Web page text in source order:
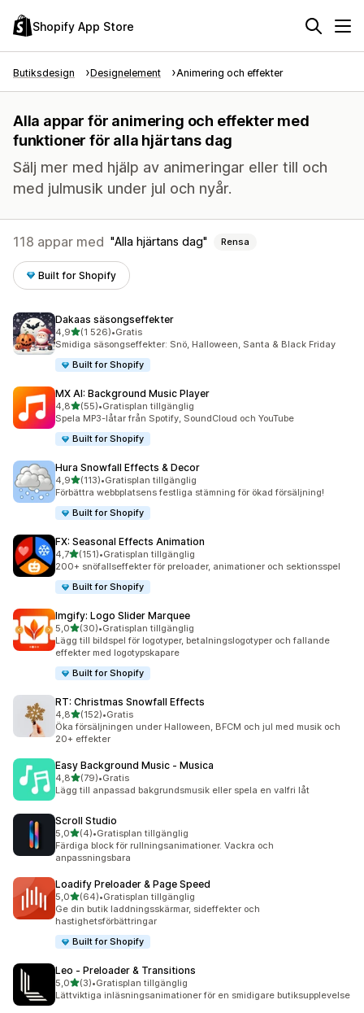
Shopify App Store
Butiksdesign Designelement Animering och effekter
Alla appar för animering och effekter med
funktioner för alla hjärtans dag
Sälj mer med hjälp av animeringar eller till och
med julmusik under jul och nyår.
118 appar med Alla hjärtans dag Rensa
Built for Shopify
Dakaas säsongseffekter
4,9av 5 stjärnor
(1 526)
1526 recensioner totalt
•Gratis
Smidiga säsongseffekter: Snö, Halloween, Santa & Black Friday
Built for Shopify
MX AI: Background Music Player
4,8av 5 stjärnor
(55)
55 recensioner totalt
•Gratisplan tillgänglig
Spela MP3-låtar från Spotify, SoundCloud och YouTube
Built for Shopify
Hura Snowfall Effects & Decor
4,9av 5 stjärnor
(113)
113 recensioner totalt
•Gratisplan tillgänglig
Förbättra webbplatsens festliga stämning för ökad försäljning!
Built for Shopify
FX: Seasonal Effects Animation
4,7av 5 stjärnor
(151)
151 recensioner totalt
•Gratisplan tillgänglig
200+ snöfallseffekter för preloader, animationer och sektionsspel
Built for Shopify
Imgify: Logo Slider Marquee
5,0av 5 stjärnor
(30)
30 recensioner totalt
•Gratisplan tillgänglig
Lägg till bildspel för logotyper, betalningslogotyper och fallande
effekter med logotypskapare
Built for Shopify
RT: Christmas Snowfall Effects
4,8av 5 stjärnor
(152)
152 recensioner totalt
•Gratis
Öka försäljningen under Halloween, BFCM och jul med musik och
20+ effekter
Easy Background Music ‑ Musica
4,8av 5 stjärnor
(79)
79 recensioner totalt
•Gratis
Lägg till anpassad bakgrundsmusik eller spela en valfri låt
Scroll Studio
5,0av 5 stjärnor
(4)
4 recensioner totalt
•Gratisplan tillgänglig
Färdiga block för rullningsanimationer. Vackra och
anpassningsbara
Loadify Preloader & Page Speed
5,0av 5 stjärnor
(64)
64 recensioner totalt
•Gratisplan tillgänglig
Ge din butik laddningsskärmar, sideffekter och
hastighetsförbättringar
Built for Shopify
Leo ‑ Preloader & Transitions
5,0av 5 stjärnor
(3)
3 recensioner totalt
•Gratisplan tillgänglig
Lättviktiga inläsningsanimationer för en smidigare butiksupplevelse